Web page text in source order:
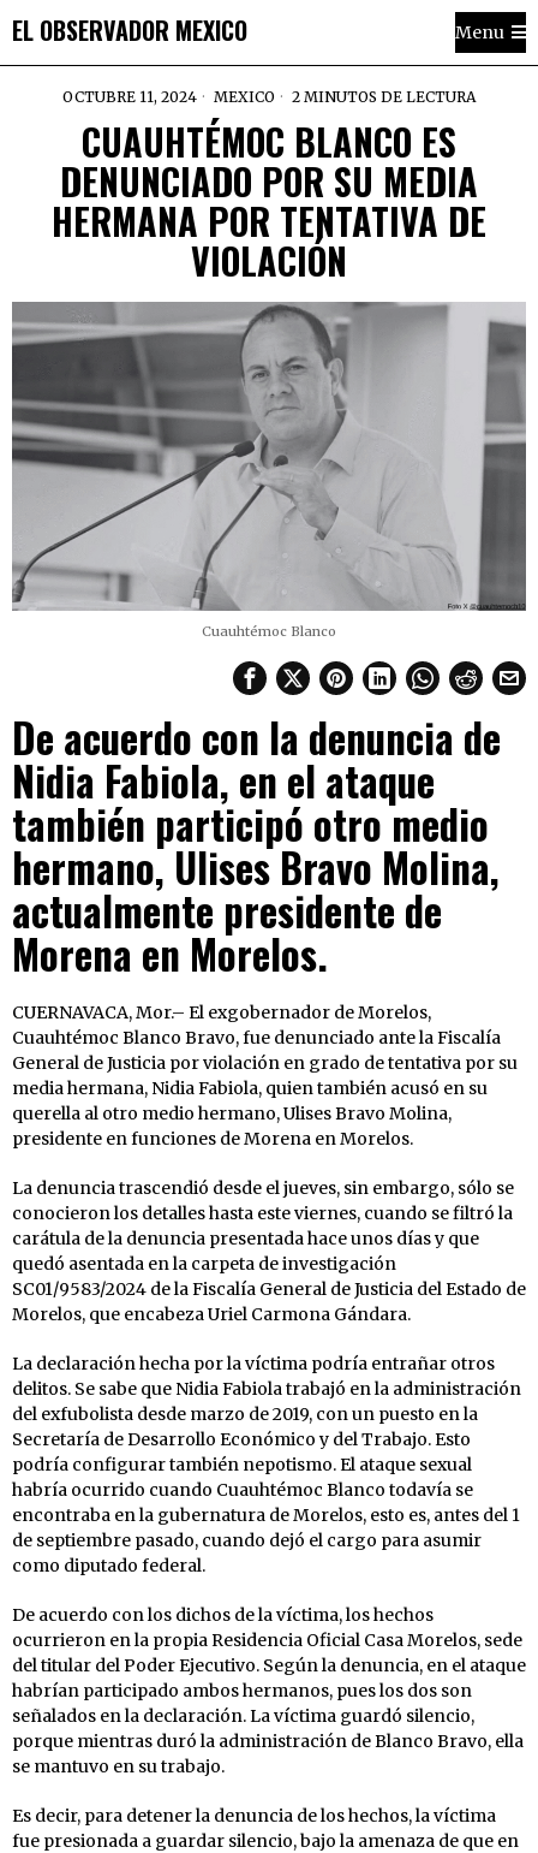
EL OBSERVADOR MEXICO Menu
OCTUBRE 11, 2024 MEXICO 2 MINUTOS DE LECTURA
CUAUHTÉMOC BLANCO ES
DENUNCIADO POR SU MEDIA
HERMANA POR TENTATIVA DE
VIOLACIÓN
Cuauhtémoc Blanco
De acuerdo con la denuncia de
Nidia Fabiola, en el ataque
también participó otro medio
hermano, Ulises Bravo Molina,
actualmente presidente de
Morena en Morelos.
CUERNAVACA, Mor.– El exgobernador de Morelos,
Cuauhtémoc Blanco Bravo, fue denunciado ante la Fiscalía
General de Justicia por violación en grado de tentativa por su
media hermana, Nidia Fabiola, quien también acusó en su
querella al otro medio hermano, Ulises Bravo Molina,
presidente en funciones de Morena en Morelos.
La denuncia trascendió desde el jueves, sin embargo, sólo se
conocieron los detalles hasta este viernes, cuando se filtró la
carátula de la denuncia presentada hace unos días y que
quedó asentada en la carpeta de investigación
SC01/9583/2024 de la Fiscalía General de Justicia del Estado de
Morelos, que encabeza Uriel Carmona Gándara.
La declaración hecha por la víctima podría entrañar otros
delitos. Se sabe que Nidia Fabiola trabajó en la administración
del exfubolista desde marzo de 2019, con un puesto en la
Secretaría de Desarrollo Económico y del Trabajo. Esto
podría configurar también nepotismo. El ataque sexual
habría ocurrido cuando Cuauhtémoc Blanco todavía se
encontraba en la gubernatura de Morelos, esto es, antes del 1
de septiembre pasado, cuando dejó el cargo para asumir
como diputado federal.
De acuerdo con los dichos de la víctima, los hechos
ocurrieron en la propia Residencia Oficial Casa Morelos, sede
del titular del Poder Ejecutivo. Según la denuncia, en el ataque
habrían participado ambos hermanos, pues los dos son
señalados en la declaración. La víctima guardó silencio,
porque mientras duró la administración de Blanco Bravo, ella
se mantuvo en su trabajo.
Es decir, para detener la denuncia de los hechos, la víctima
fue presionada a guardar silencio, bajo la amenaza de que en